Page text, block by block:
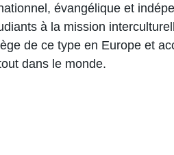
évangélique et
à la mission
de ce type en Europe et
dans le monde.